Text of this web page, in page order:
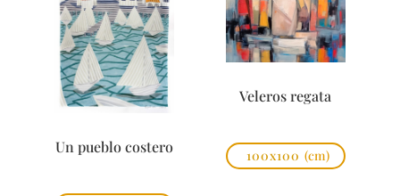
Un pueblo costero
Veleros regata
100x100 (cm)